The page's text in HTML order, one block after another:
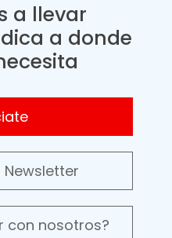
a llevar
a donde
Newsletter
con nosotros?